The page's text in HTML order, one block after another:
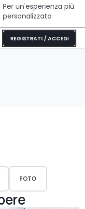
Per un'esperienza più
personalizzata
REGISTRATI / ACCEDI
FOTO